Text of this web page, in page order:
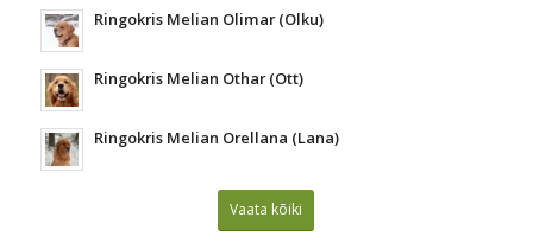
Ringokris Melian Olimar (Olku)
Ringokris Melian Othar (Ott)
Ringokris Melian Orellana (Lana)
Vaata kõiki